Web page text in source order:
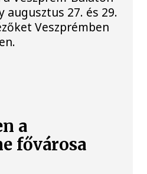
augusztus 27. és 29.
Veszprémben
a
fővárosa